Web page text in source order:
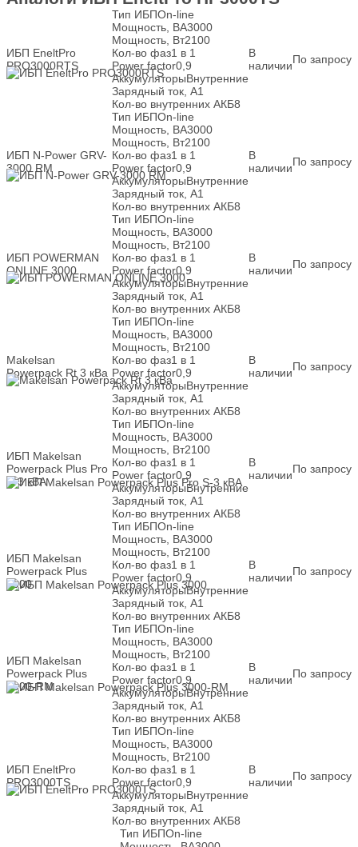
ИБП EneltPro
PRO3000RTS
Тип ИБПOn-line
Мощность, ВА3000
Мощность, Вт2100
Кол-во фаз1 в 1
Power factor0,9
АккумуляторыВнутренние
Зарядный ток, А1
Кол-во внутренних АКБ8
В
наличииПо запросу
ИБП N-Power GRV-
3000 RM
Тип ИБПOn-line
Мощность, ВА3000
Мощность, Вт2100
Кол-во фаз1 в 1
Power factor0,9
АккумуляторыВнутренние
Зарядный ток, А1
Кол-во внутренних АКБ8
В
наличииПо запросу
ИБП POWERMAN
ONLINE 3000
Тип ИБПOn-line
Мощность, ВА3000
Мощность, Вт2100
Кол-во фаз1 в 1
Power factor0,9
АккумуляторыВнутренние
Зарядный ток, А1
Кол-во внутренних АКБ8
В
наличииПо запросу
Makelsan
Powerpack Rt 3 кВа
Тип ИБПOn-line
Мощность, ВА3000
Мощность, Вт2100
Кол-во фаз1 в 1
Power factor0,9
АккумуляторыВнутренние
Зарядный ток, А1
Кол-во внутренних АКБ8
В
наличииПо запросу
ИБП Makelsan
Powerpack Plus Pro
S-3 кВА
Тип ИБПOn-line
Мощность, ВА3000
Мощность, Вт2100
Кол-во фаз1 в 1
Power factor0,9
АккумуляторыВнутренние
Зарядный ток, А1
Кол-во внутренних АКБ8
В
наличииПо запросу
ИБП Makelsan
Powerpack Plus
3000
Тип ИБПOn-line
Мощность, ВА3000
Мощность, Вт2100
Кол-во фаз1 в 1
Power factor0,9
АккумуляторыВнутренние
Зарядный ток, А1
Кол-во внутренних АКБ8
В
наличииПо запросу
ИБП Makelsan
Powerpack Plus
3000-RM
Тип ИБПOn-line
Мощность, ВА3000
Мощность, Вт2100
Кол-во фаз1 в 1
Power factor0,9
АккумуляторыВнутренние
Зарядный ток, А1
Кол-во внутренних АКБ8
В
наличииПо запросу
ИБП EneltPro
PRO3000TS
Тип ИБПOn-line
Мощность, ВА3000
Мощность, Вт2100
Кол-во фаз1 в 1
Power factor0,9
АккумуляторыВнутренние
Зарядный ток, А1
Кол-во внутренних АКБ8
В
наличииПо запросу
Тип ИБПOn-line